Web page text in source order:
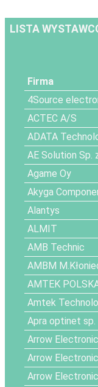
LISTA
Firma
4Source
ACTEC A/S
ADATA
AE Solution Sp.
Agame Oy
Akyga
Alantys
ALMIT
AMB Technic
AMBM
AMTEK
Amtek
Apra optinet sp.
Arrow
Arrow
Arrow